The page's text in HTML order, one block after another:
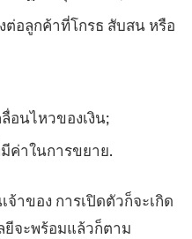
อลูกค้าที่โกรธ สับสน หรือ
อนไหวของเงิน;
ค่าในการขยาย.
าของ การเปิดตัวก็จะเกิด
จะพร้อมแล้วก็ตาม